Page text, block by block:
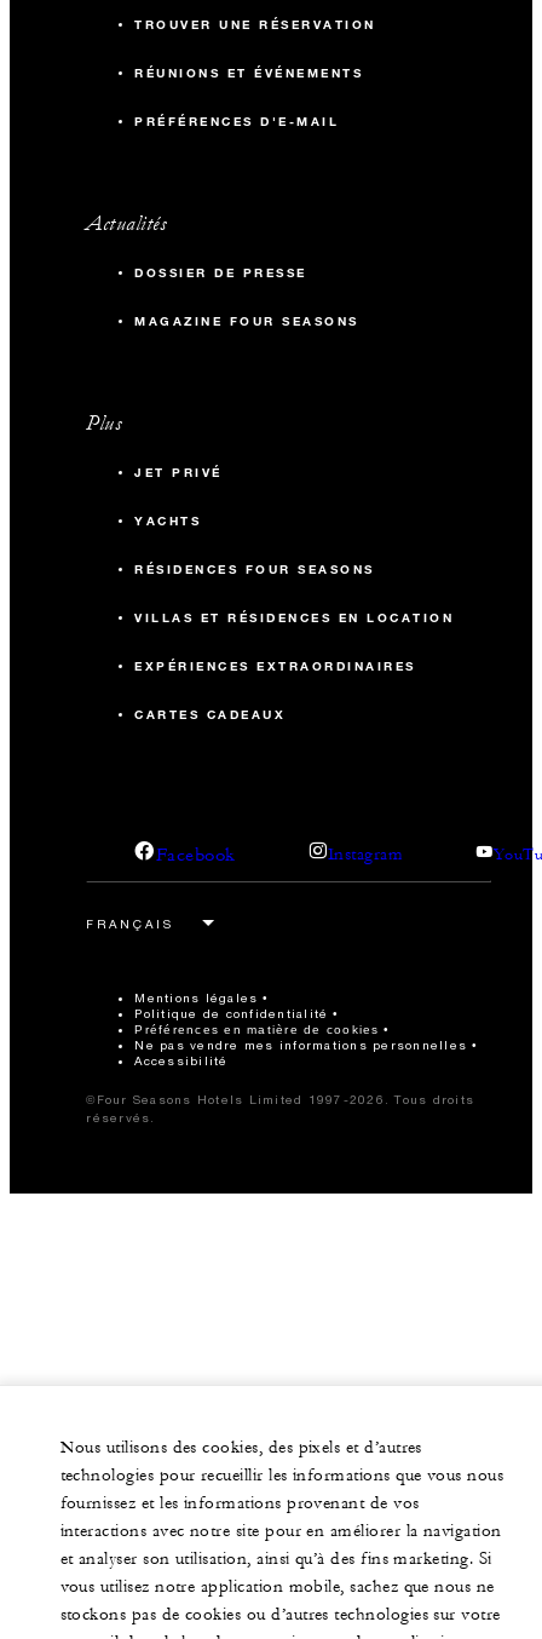
TROUVER UNE RÉSERVATION
RÉUNIONS ET ÉVÉNEMENTS
PRÉFÉRENCES D'E-MAIL
Actualités
DOSSIER DE PRESSE
MAGAZINE FOUR SEASONS
Plus
JET PRIVÉ
YACHTS
RÉSIDENCES FOUR SEASONS
VILLAS ET RÉSIDENCES EN LOCATION
EXPÉRIENCES EXTRAORDINAIRES
CARTES CADEAUX
Facebook Instagram
Mentions légales
Politique de confidentialité
Préférences en matière de cookies
Ne pas vendre mes informations personnelles
Accessibilité
©Four Seasons Hotels Limited 1997-2026. Tous droits
réservés.
Nous utilisons des cookies, des pixels et d’autres
technologies pour recueillir les informations que vous nous
fournissez et les informations provenant de vos
interactions avec notre site pour en améliorer la navigation
et analyser son utilisation, ainsi qu’à des fins marketing. Si
vous utilisez notre application mobile, sachez que nous ne
stockons pas de cookies ou d’autres technologies sur votre